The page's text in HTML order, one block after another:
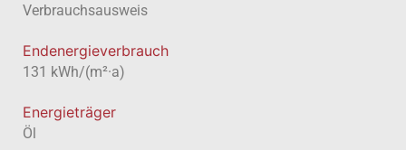
Verbrauchsausweis
Endenergieverbrauch
131 kWh/(m²·a)
Energieträger
Öl